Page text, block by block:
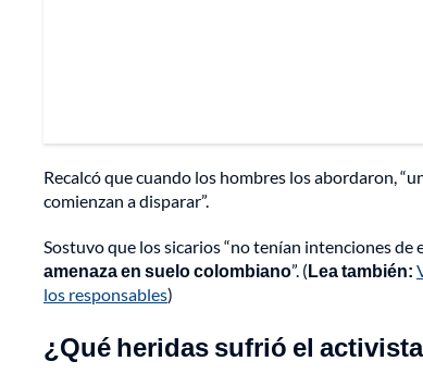
Recalcó que cuando los hombres los abordaron,
comienzan a disparar”.
Sostuvo que los sicarios “no tenían intenciones de
amenaza en suelo colombiano”. (Lea también:
los responsables)
¿Qué heridas sufrió el